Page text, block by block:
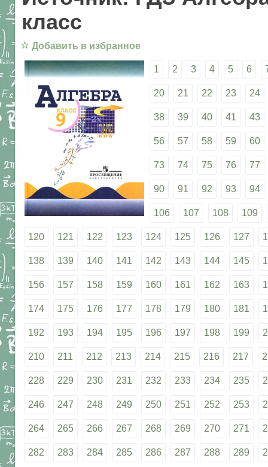
класс
☆ Добавить в избранное
1 2 3 4 5 6
20 21 22 23 24
38 39 40 41 43
56 57 58 59 60
73 74 75 76 77
90 91 92 93 94
106 107 108 109
120 121 122 123 124 125 126 127
138 139 140 141 142 143 144 145
156 157 158 159 160 161 162 163
174 175 176 177 178 179 180 181
192 193 194 195 196 197 198 199
210 211 212 213 214 215 216 217
228 229 230 231 232 233 234 235
246 247 248 249 250 251 252 253
264 265 266 267 268 269 270 271
282 283 284 285 286 287 288 289